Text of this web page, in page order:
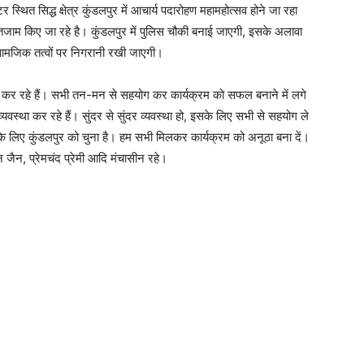
सिद्ध क्षेत्र कुंडलपुर में आचार्य पदारोहण महामहोत्सव होने जा रहा
किए जा रहे है। कुंडलपुर में पुलिस चौकी बनाई जाएगी, इसके अलावा
तत्वों पर निगरानी रखी जाएगी।
कर रहे हैं। सभी तन-मन से सहयोग कर कार्यक्रम को सफल बनाने में लगे
कर रहे हैं। सुंदर से सुंदर व्यवस्था हो, इसके लिए सभी से सहयोग ले
लिए कुंडलपुर को चुना है। हम सभी मिलकर कार्यक्रम को अनूठा बना दें।
प्रेमचंद प्रेमी आदि मंचासीन रहे।